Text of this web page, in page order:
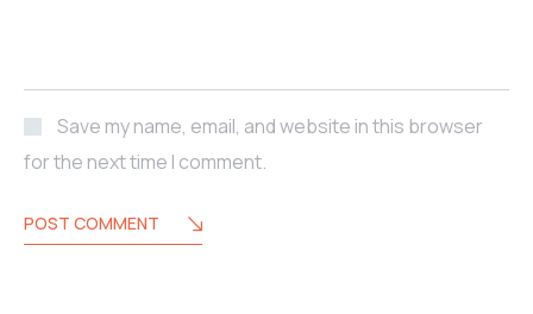
Save my name, email, and website in this browser
for the next time I comment.
POST COMMENT